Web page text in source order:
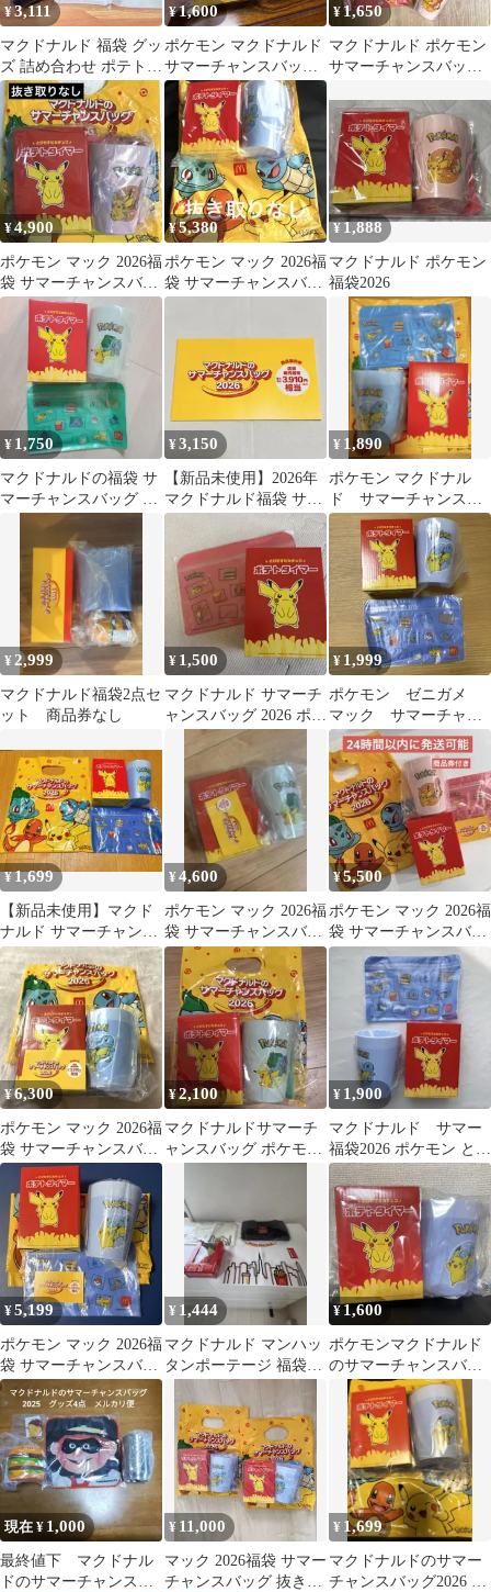
¥3,111
マクドナルド 福袋 グッ
ズ 詰め合わせ ポテトラ
イト 加湿器 クロック
未開封
¥1,600
ポケモン マクドナルド
サマーチャンスバッグ
2026 福袋3点セット
¥ 1,650
マクドナルド ポケモン
サマーチャンスバッグ
ムズ2点
¥4,900
ポケモン マック 2026福
袋 サマーチャンスバッ
グ マクドナルド 抜き取
りなし
¥5,380
ポケモン マック 2026福
袋 サマーチャンスバッ
グ マクドナルド 抜き取
¥1,888
マクドナルド ポケモン
福袋2026
¥ 1,750
マクドナルドの福袋 サ
マーチャンスバッグ ポ
ケモン 2026年
¥3,150
【新品未使用】2026年
マクドナルド福袋 サマ
ーチャンスバッグ 商品
無料券のみ
¥ 1,890
ポケモン マクドナル
ド サマーチャンスバ
ッグ 2026 福袋3点セ
ット
¥ 2,999
マクドナルド福袋2点セ
ット 商品券なし
¥ 1,500
マクドナルド サマーチ
ャンスバッグ 2026 ポケ
モン ピカチュウ ヒトカ
ゲ福袋
¥ 1,999
ポケモン ゼニガメ
マック サマーチャン
スバッグ 3点セット
¥1,699
【新品未使用】マクド
ナルド サマーチャンス
バッグ ポケモン ゼニガ
メ 2026
¥4,600
ポケモン マック 2026福
袋 サマーチャンスバッ
グ マクドナルド 抜き取
りなし
¥5,500
ポケモン マック 2026福
袋 サマーチャンスバッ
グ マクドナルド 抜き取
りなし
¥6,300
ポケモン マック 2026福
袋 サマーチャンスバッ
グ マクドナルド 抜き取
りなし
¥2,100
マクドナルドサマーチ
ャンスバッグ ポケモン
フシギダネ2026グッズ
¥ 1,900
マクドナルド サマー
福袋2026 ポケモン とび
だすポテトタイマー ゼ
ニガメ
¥5,199
ポケモン マック 2026福
袋 サマーチャンスバッ
グ マクドナルド 抜き取
りなし
¥ 1,444
マクドナルド マンハッ
タンポーテージ 福袋
2022 新品未開封
¥1,600
ポケモンマクドナルド
のサマーチャンスバッ
ク2026
現在 ¥ 1,000
最終値下 マクドナル
ドのサマーチャンスバ
¥ 11,000
マック 2026福袋 サマー
チャンスバッグ 抜き取
¥ 1,699
マクドナルドのサマー
チャンスバッグ2026 ポ